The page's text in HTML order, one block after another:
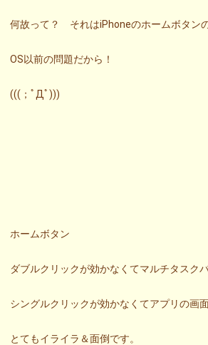
何故って？ それはiPhoneのホームボタン
OS以前の問題だから！
(((；ﾟДﾟ)))
ホームボタン
ダブルクリックが効かなくてマルチタスク
シングルクリックが効かなくてアプリの画
とてもイライラ＆面倒です。